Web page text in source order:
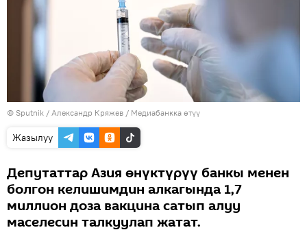
© Sputnik / Александр Кряжев / Медиабанкка өтүү
Жазылуу
Депутаттар Азия өнүктүрүү банкы менен
болгон келишимдин алкагында 1,7
миллион доза вакцина сатып алуу
маселесин талкуулап жатат.